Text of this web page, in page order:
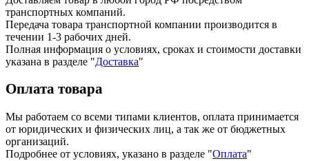
транспортных компаний.
Передача товара транспортной компании производится в
течении 1-3 рабочих дней.
Полная информация о условиях, сроках и стоимости доставки
указана в разделе "Доставка"
Оплата товара
Мы работаем со всеми типами клиентов, оплата принимается
от юридических и физических лиц, а так же от бюджетных
организаций.
Подробнее от условиях, указано в разделе "Оплата"